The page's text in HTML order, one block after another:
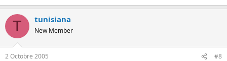
T tunisiana
New Member
2 Octobre 2005 #8